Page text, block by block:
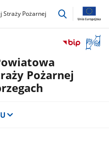
Straży Pożarnej
przejdź
okno
Pożarnej